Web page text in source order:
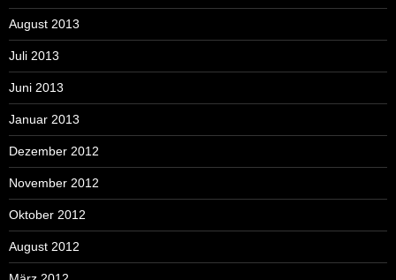
August 2013
Juli 2013
Juni 2013
Januar 2013
Dezember 2012
November 2012
Oktober 2012
August 2012